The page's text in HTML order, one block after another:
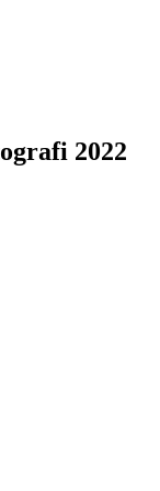
2022